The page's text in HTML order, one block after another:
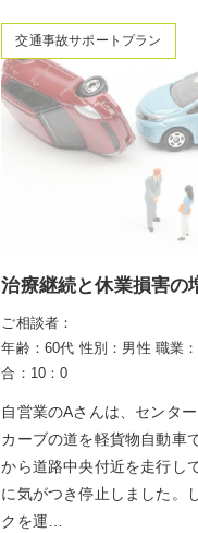
交通事故サポートプラン
治療継続と休業損害の
ご相談者：
年齢：60代 性別：男性 職業
合：10：0
自営業のAさんは、センタ
カーブの道を軽貨物自動車
から道路中央付近を走行し
に気がつき停止しました。
クを運…